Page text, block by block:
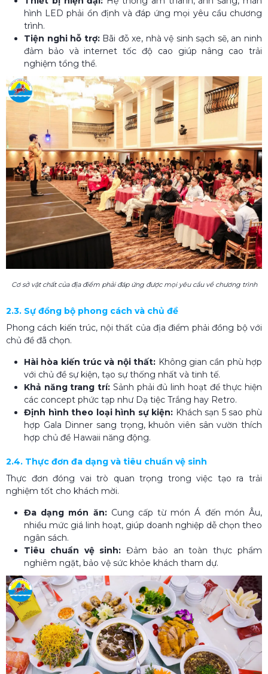
hình LED phải ổn định và đáp ứng mọi yêu cầu chương
trình.
Tiện nghi hỗ trợ: Bãi đỗ xe, nhà vệ sinh sạch sẽ, an ninh
đảm bảo và internet tốc độ cao giúp nâng cao trải
nghiệm tổng thể.
Cơ sở vật chất của địa điểm phải đáp ứng được mọi yêu cầu về chương trình
2.3. Sự đồng bộ phong cách và chủ đề
Phong cách kiến trúc, nội thất của địa điểm phải đồng bộ với
chủ đề đã chọn.
Hài hòa kiến trúc và nội thất: Không gian cần phù hợp
với chủ đề sự kiện, tạo sự thống nhất và tinh tế.
Khả năng trang trí: Sảnh phải đủ linh hoạt để thực hiện
các concept phức tạp như Dạ tiệc Trắng hay Retro.
Định hình theo loại hình sự kiện: Khách sạn 5 sao phù
hợp Gala Dinner sang trọng, khuôn viên sân vườn thích
hợp chủ đề Hawaii năng động.
2.4. Thực đơn đa dạng và tiêu chuẩn vệ sinh
Thực đơn đóng vai trò quan trọng trong việc tạo ra trải
nghiệm tốt cho khách mời.
Đa dạng món ăn: Cung cấp từ món Á đến món Âu,
nhiều mức giá linh hoạt, giúp doanh nghiệp dễ chọn theo
ngân sách.
Tiêu chuẩn vệ sinh: Đảm bảo an toàn thực phẩm
nghiêm ngặt, bảo vệ sức khỏe khách tham dự.